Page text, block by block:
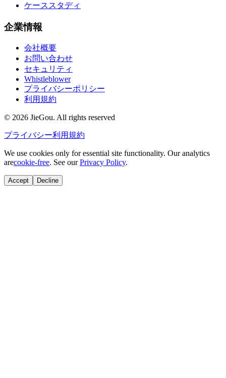
ケーススタディ
企業情報
会社概要
お問い合わせ
セキュリティ
Whistleblower
プライバシーポリシー
利用規約
© 2026 JieGou. All rights reserved
プライバシー利用規約
We use cookies only for essential site functionality. Our analytics
arecookie-free. See ourPrivacy Policy.
Accept Decline